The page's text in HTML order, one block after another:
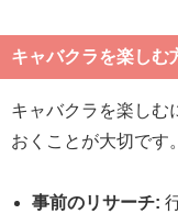
キャバクラを楽しむ
キャバクラを楽しむ
おくことが大切です。
事前のリサーチ: